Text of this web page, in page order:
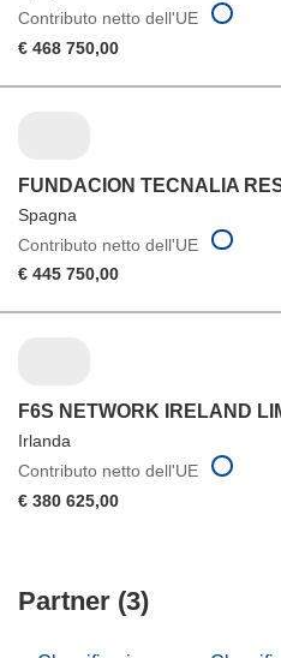
Contributo netto dell'UE
€ 468 750,00
FUNDACION TECNALIA
Spagna
Contributo netto dell'UE
€ 445 750,00
F6S NETWORK IRELAND
Irlanda
Contributo netto dell'UE
€ 380 625,00
Partner (3)